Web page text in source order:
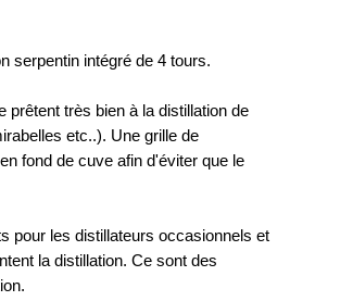
serpentin intégré de 4 tours.
prêtent très bien à la distillation de
etc..). Une grille de
fond de cuve afin d'éviter que le
pour les distillateurs occasionnels et
la distillation. Ce sont des